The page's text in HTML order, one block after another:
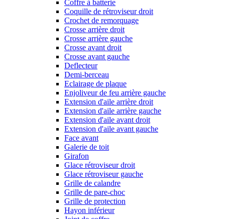
Coffre à batterie
Coquille de rétroviseur droit
Crochet de remorquage
Crosse arrière droit
Crosse arrière gauche
Crosse avant droit
Crosse avant gauche
Deflecteur
Demi-berceau
Eclairage de plaque
Enjoliveur de feu arrière gauche
Extension d'aile arrière droit
Extension d'aile arrière gauche
Extension d'aile avant droit
Extension d'aile avant gauche
Face avant
Galerie de toit
Girafon
Glace rétroviseur droit
Glace rétroviseur gauche
Grille de calandre
Grille de pare-choc
Grille de protection
Hayon inférieur